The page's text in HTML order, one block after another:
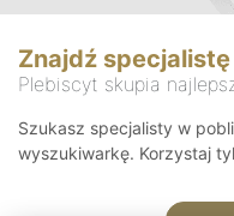
Znajdź specjalistę
Plebiscyt skupia
Szukasz specjalisty w
wyszukiwarkę. Korzystaj